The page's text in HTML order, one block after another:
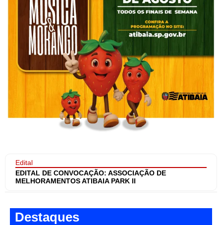
Edital
EDITAL DE CONVOCAÇÃO: ASSOCIAÇÃO DE
MELHORAMENTOS ATIBAIA PARK II
Destaques